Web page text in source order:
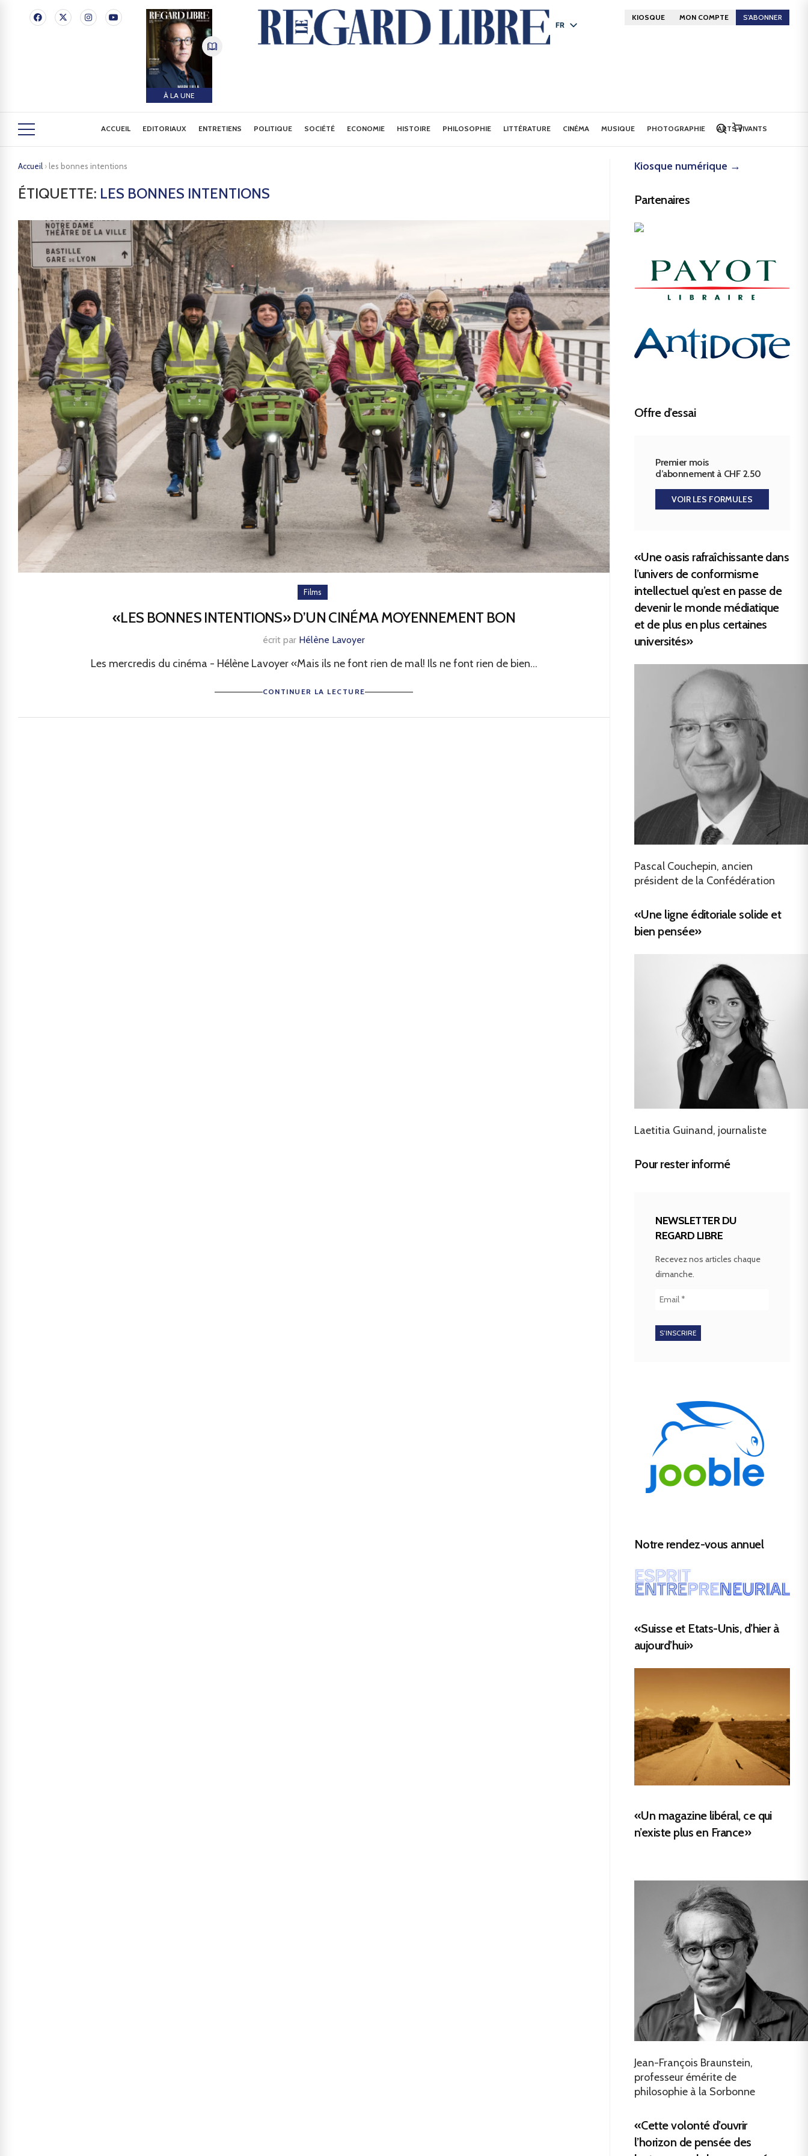
À LA UNE
FR
KIOSQUE MON COMPTE S'ABONNER
ACCUEIL EDITORIAUX ENTRETIENS POLITIQUE SOCIÉTÉ ECONOMIE HISTOIRE PHILOSOPHIE LITTÉRATURE CINÉMA MUSIQUE PHOTOGRAPHIE ARTS VIVANTS
Accueil › les bonnes intentions
ÉTIQUETTE: LES BONNES INTENTIONS
Films
«LES BONNES INTENTIONS» D’UN CINÉMA MOYENNEMENT BON
écrit par Hélène Lavoyer
Les mercredis du cinéma - Hélène Lavoyer «Mais ils ne font rien de mal! Ils ne font rien de bien...
CONTINUER LA LECTURE
Kiosque numérique →
Partenaires
Offre d’essai
Premier mois
d’abonnement à CHF 2.50
VOIR LES FORMULES
«Une oasis rafraîchissante dans
l’univers de conformisme
intellectuel qu’est en passe de
devenir le monde médiatique
et de plus en plus certaines
universités»
Pascal Couchepin, ancien
président de la Confédération
«Une ligne éditoriale solide et
bien pensée»
Laetitia Guinand, journaliste
Pour rester informé
NEWSLETTER DU
REGARD LIBRE
Recevez nos articles chaque
dimanche.
Notre rendez-vous annuel
«Suisse et Etats-Unis, d’hier à
aujourd’hui»
«Un magazine libéral, ce qui
n’existe plus en France»
Jean-François Braunstein,
professeur émérite de
philosophie à la Sorbonne
«Cette volonté d’ouvrir
l’horizon de pensée des